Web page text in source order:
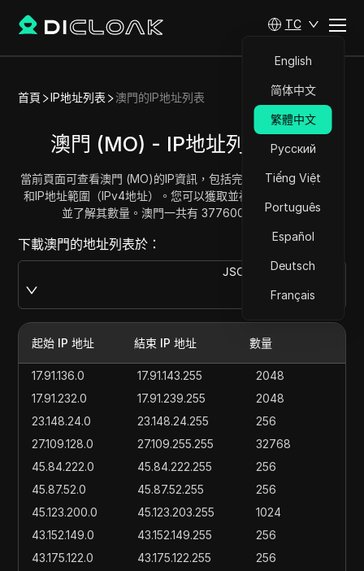
TC
English
简体中文
繁體中文
Русский
Tiếng Việt
Português
Español
Deutsch
Français
首頁 IP地址列表 澳門的IP地址列表
澳門 (MO) - IP地址列表/範圍
當前頁面可查看澳門 (MO)的IP資訊，包括完整的澳門IP地址列表
和IP地址範圍（IPv4地址）。您可以獲取並複製每個地址範圍，
並了解其數量。澳門一共有 377600 個IP地址。
下載澳門的地址列表於：
JSON
起始 IP 地址 結束 IP 地址 數量
17.91.136.0 17.91.143.255
2048
17.91.232.0
17.91.239.255
2048
23.148.24.0
23.148.24.255
256
27.109.128.0
27.109.255.255
32768
45.84.222.0
45.84.222.255
256
45.87.52.0
45.87.52.255
256
45.123.200.0
45.123.203.255
1024
43.152.149.0
43.152.149.255
256
43.175.122.0
43.175.122.255
256